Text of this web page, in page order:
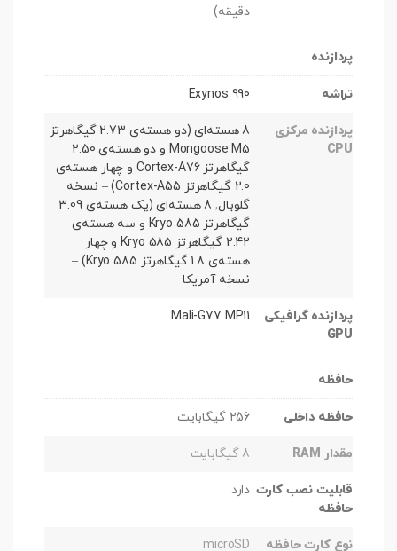
دقیقه)
پردازنده
تراشه Exynos 990
پردازنده مرکزی
CPU
8 هسته‌ای (دو هسته‌ی 2.73 گیگاهرتز
Mongoose M5 و دو هسته‌ی 2.50
گیگاهرتز Cortex-A76 و چهار هسته‌ی
2.0 گیگاهرتز Cortex-A55) – نسخه
گلوبال,
8 هسته‌ای (یک هسته‌ی 3.09
گیگاهرتز Kryo 585 و سه هسته‌ی
2.42 گیگاهرتز Kryo 585 و چهار
هسته‌ی 1.8 گیگاهرتز Kryo 585) –
نسخه آمریکا
پردازنده گرافیکی
GPU
Mali-G77 MP11
حافظه
حافظه داخلی 256 گیگابایت
مقدار RAM 8 گیگابایت
قابلیت نصب کارت
حافظه
دارد
نوع کارت حافظه microSD